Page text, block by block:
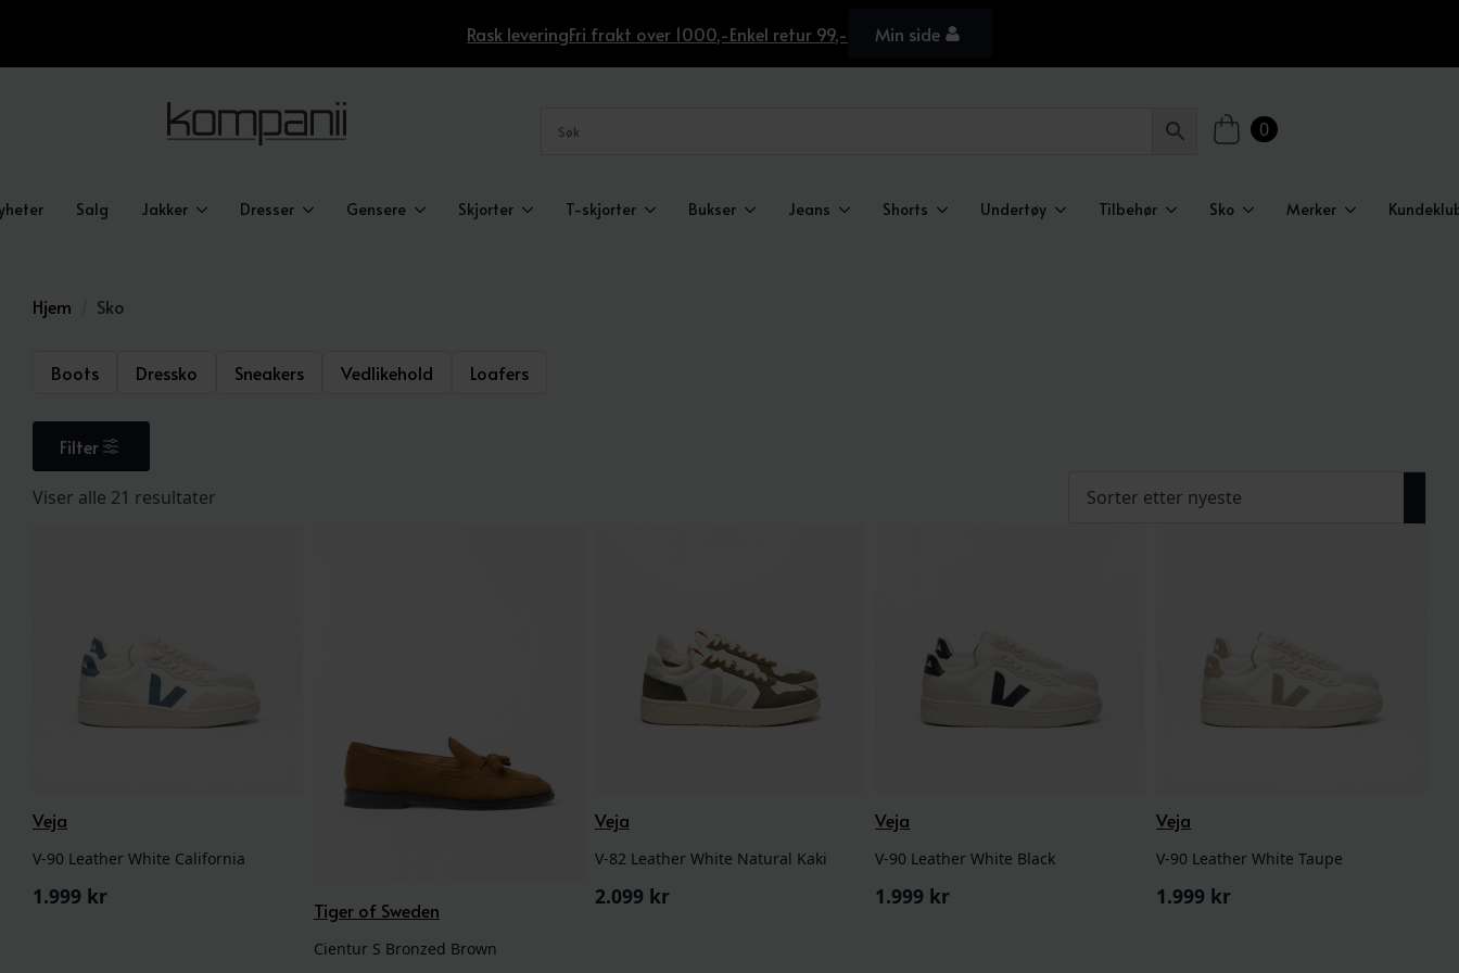
Rask leveringFri frakt over 1000,-Enkel retur 99,- Min side
0
Salg Jakker Dresser Gensere Skjorter T-skjorter Bukser Jeans Shorts Undertøy Tilbehør Sko Merker
Hjem Sko
Boots Dressko Sneakers Vedlikehold Loafers
Filter
Viser alle 21 resultater
Veja
V-90 Leather White California
1.999 kr
Tiger of Sweden
Cientur S Bronzed Brown
Veja
V-82 Leather White Natural Kaki
2.099 kr
Veja
V-90 Leather White Black
1.999 kr
Veja
V-90 Leather White Taupe
1.999 kr